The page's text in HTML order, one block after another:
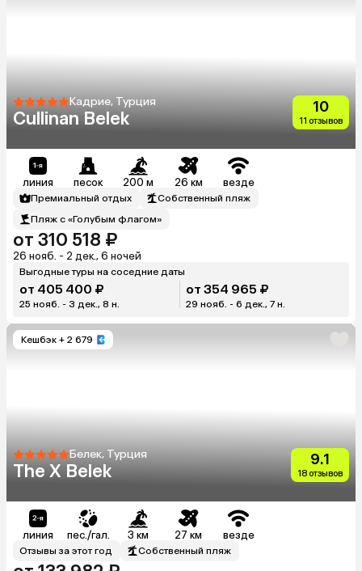
Кадрие, Турция
Cullinan Belek
10
11 отзывов
линия песок 200 м 26 км везде
Премиальный отдых
Собственный пляж
Пляж с «Голубым флагом»
от 310 518 ₽
26 нояб. - 2 дек., 6 ночей
Выгодные туры на соседние даты
от 405 400 ₽
25 нояб. - 3 дек., 8 н.
от 354 965 ₽
29 нояб. - 6 дек., 7 н.
Кешбэк + 2 679
Белек, Турция
The X Belek
9.1
18 отзывов
линия пес./гал. 3 км 27 км везде
Отзывы за этот год Собственный пляж